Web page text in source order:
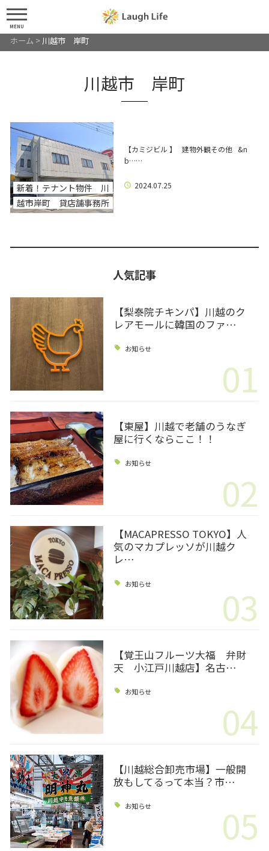
MENU
ホーム > 川越市 岸町
川越市 岸町
新着！テナント物件 川
越市岸町 貸店舗事務所
【カミジビル 】 建物外観その他 &n
b……
2024.07.25
人気記事
【梨泰院チキンパ】川越のク
レアモールに韓国のファ…
お知らせ
01
【東屋】川越で老舗のうなぎ
屋に行くならここ！！
お知らせ
02
【MACAPRESSO TOKYO】人
気のマカプレッソが川越ク
レ…
お知らせ 03
【覚王山フルーツ大福 弁財
天 小江戸川越店】名古…
お知らせ
04
【川越総合卸売市場】一般開
放もしてるって本当？市…
お知らせ 05